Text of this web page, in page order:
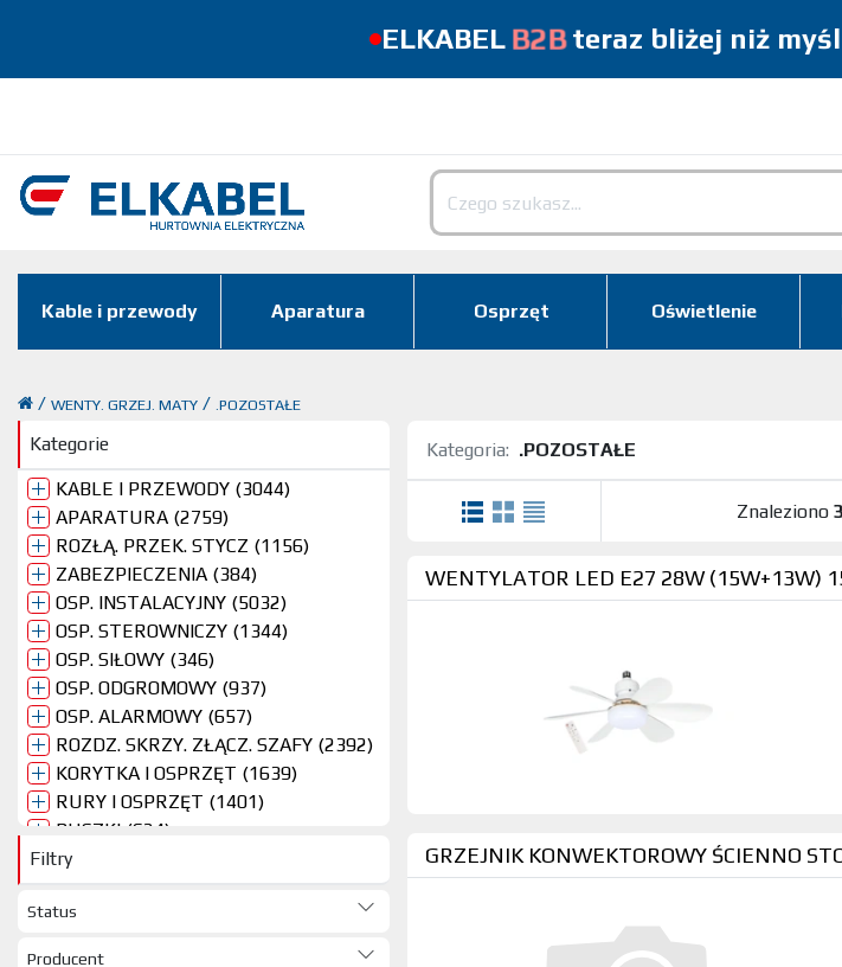
ELKABELB2Bteraz bliżej niż
Kable i przewody Aparatura Osprzęt Oświetlenie
.POZOSTAŁE
/
WENTY. GRZEJ. MATY
/
Kategorie
KABLE I PRZEWODY (3044)
APARATURA (2759)
ROZŁĄ. PRZEK. STYCZ (1156)
ZABEZPIECZENIA (384)
OSP. INSTALACYJNY (5032)
OSP. STEROWNICZY (1344)
OSP. SIŁOWY (346)
OSP. ODGROMOWY (937)
OSP. ALARMOWY (657)
ROZDZ. SKRZY. ZŁĄCZ. SZAFY (2392)
KORYTKA I OSPRZĘT (1639)
RURY I OSPRZĘT (1401)
PUSZKI (624)
OPRAWY, KLOSZE (4048)
SŁUPY OŚWIETLENIOWE I OSPRZĘT
(7)
Filtry
Status
Producent
Kategoria: .POZOSTAŁE
Znaleziono
WENTYLATOR LED E27 28W (15W+13W)
GRZEJNIK KONWEKTOROWY ŚCIENNO